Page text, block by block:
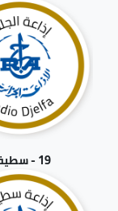
19 - سطيف